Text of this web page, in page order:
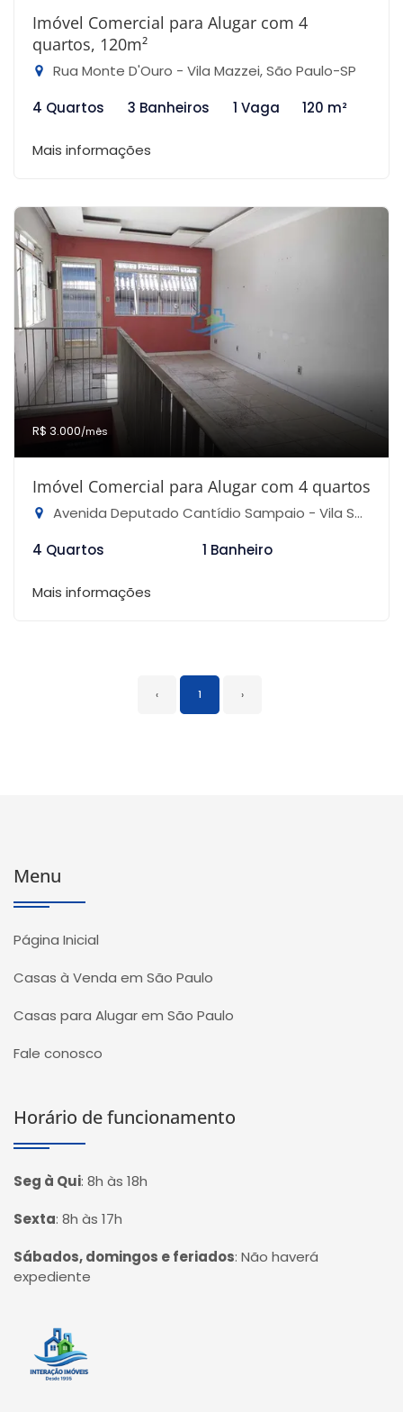
Imóvel Comercial para Alugar com 4
quartos, 120m²
Rua Monte D'Ouro - Vila Mazzei, São Paulo-SP
4 Quartos
3 Banheiros 1 Vaga 120 m²
Mais informações
R$ 3.000/mês
Imóvel Comercial para Alugar com 4 quartos
Avenida Deputado Cantídio Sampaio - Vila Souza, São Paulo-SP
4 Quartos
1 Banheiro
Mais informações
‹ 1 ›
Menu
Página Inicial
Casas à Venda em São Paulo
Casas para Alugar em São Paulo
Fale conosco
Horário de funcionamento
Seg à Qui: 8h às 18h
Sexta: 8h às 17h
Sábados, domingos e feriados: Não haverá
expediente
Página inicial